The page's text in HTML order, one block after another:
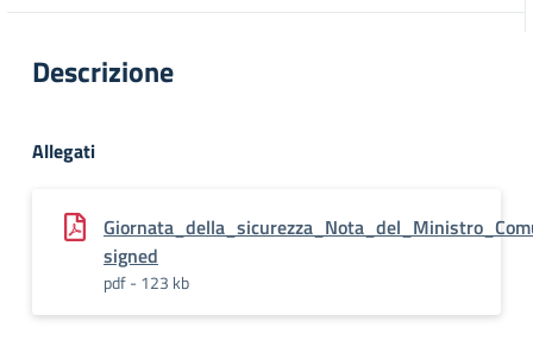
Descrizione
Allegati
signed
pdf - 123 kb